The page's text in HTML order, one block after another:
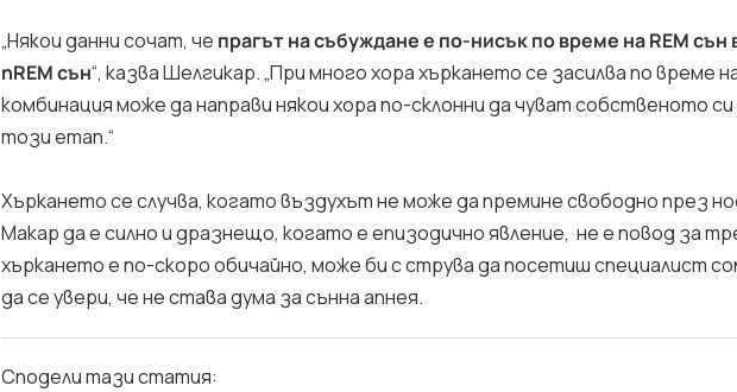
„Някои данни сочат, че прагът на събуждане е по-нисък по време на REM сън
nREM сън“, казва Шелгикар. „При много хора хъркането се засилва по време
комбинация може да направи някои хора по-склонни да чуват собственото си
този етап.“
Хъркането се случва, когато въздухът не може да премине свободно през
Макар да е силно и дразнещо, когато е епизодичнo явление, не е повод за
хъркането е по-скоро обичайно, може би с струва да посетиш специалист
да се увери, че не става дума за сънна апнея.
Сподели тази статия: